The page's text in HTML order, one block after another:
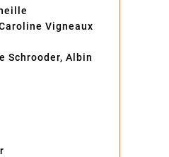
Vigneaux
Schrooder, Albin